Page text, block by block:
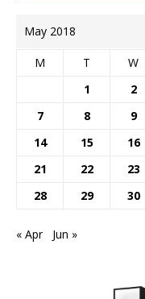
May 2018
M T W
1
2
7
8 9
14
15 16
21
22 23
28
29 30
« Apr Jun »